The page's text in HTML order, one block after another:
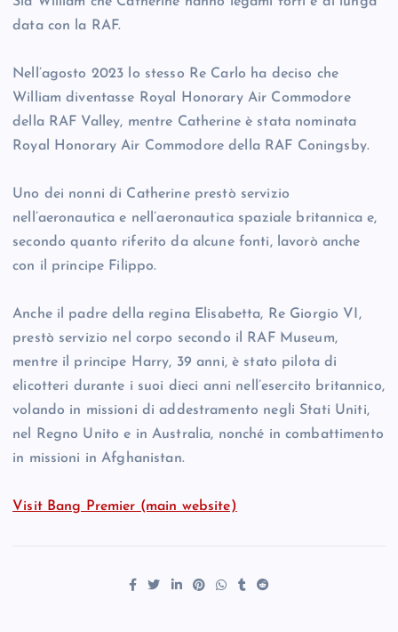
data con la RAF.
Nell’agosto 2023 lo stesso Re Carlo ha deciso che
William diventasse Royal Honorary Air Commodore
della RAF Valley, mentre Catherine è stata nominata
Royal Honorary Air Commodore della RAF Coningsby.
Uno dei nonni di Catherine prestò servizio
nell’aeronautica e nell’aeronautica spaziale britannica e,
secondo quanto riferito da alcune fonti, lavorò anche
con il principe Filippo.
Anche il padre della regina Elisabetta, Re Giorgio VI,
prestò servizio nel corpo secondo il RAF Museum,
mentre il principe Harry, 39 anni, è stato pilota di
elicotteri durante i suoi dieci anni nell’esercito britannico,
volando in missioni di addestramento negli Stati Uniti,
nel Regno Unito e in Australia, nonché in combattimento
in missioni in Afghanistan.
Visit Bang Premier (main website)